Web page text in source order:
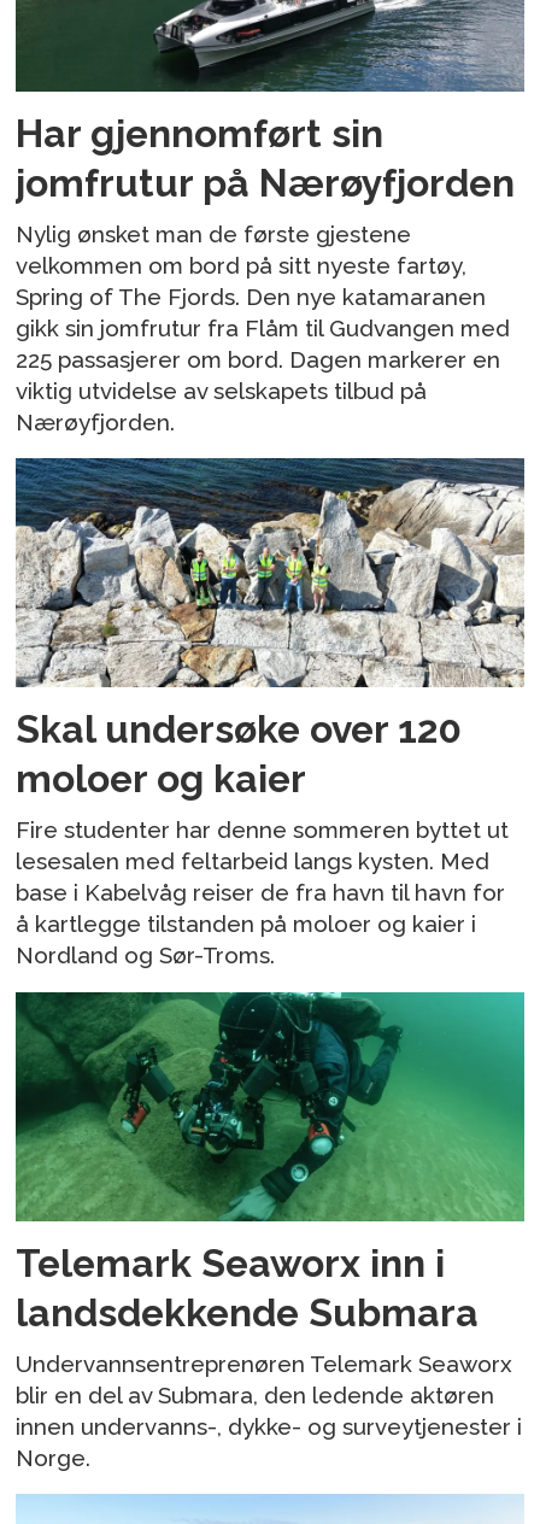
Har gjennomført sin
jomfrutur på Nærøyfjorden
Nylig ønsket man de første gjestene
velkommen om bord på sitt nyeste fartøy,
Spring of The Fjords. Den nye katamaranen
gikk sin jomfrutur fra Flåm til Gudvangen med
225 passasjerer om bord. Dagen markerer en
viktig utvidelse av selskapets tilbud på
Nærøyfjorden.
Skal undersøke over 120
moloer og kaier
Fire studenter har denne sommeren byttet ut
lesesalen med feltarbeid langs kysten. Med
base i Kabelvåg reiser de fra havn til havn for
å kartlegge tilstanden på moloer og kaier i
Nordland og Sør-Troms.
Telemark Seaworx inn i
landsdekkende Submara
Undervannsentreprenøren Telemark Seaworx
blir en del av Submara, den ledende aktøren
innen undervanns-, dykke- og surveytjenester i
Norge.